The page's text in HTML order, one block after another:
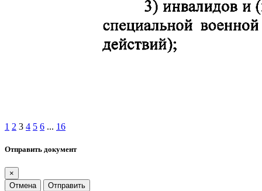
1 2 3 4 5 6 ... 16
Отправить документ
×
Отмена
Отправить